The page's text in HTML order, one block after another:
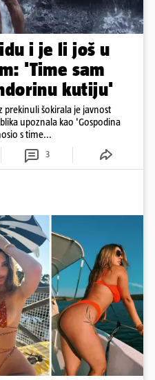
i je li još u
'Time sam
kutiju'
prekinuli šokirala je javnost
upoznala kao 'Gospodina
s time...
3